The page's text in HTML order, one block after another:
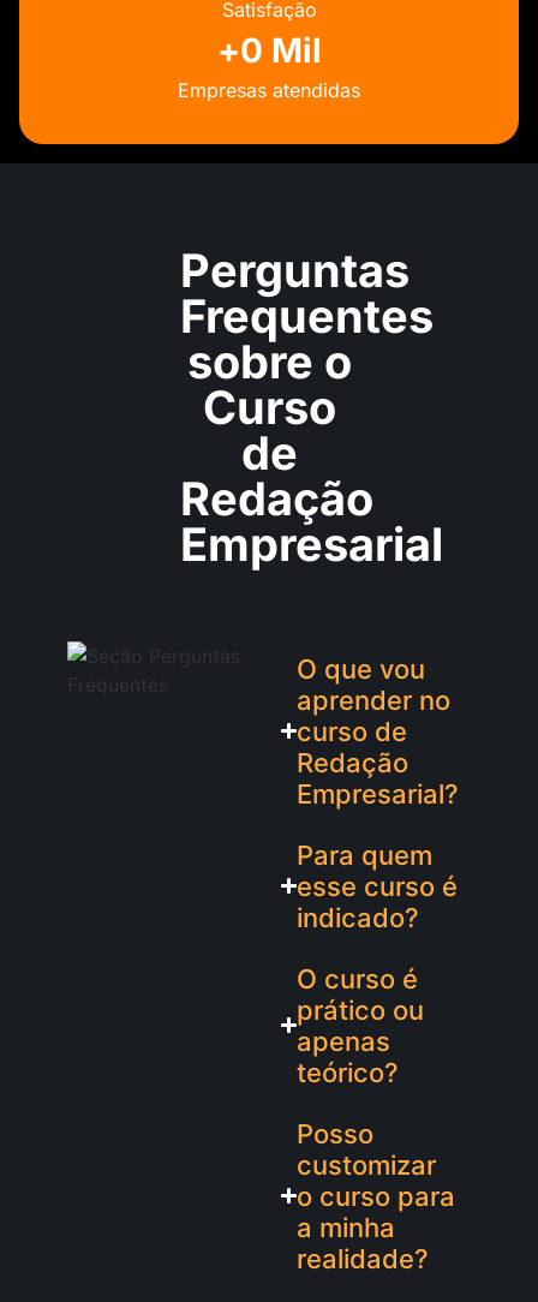
Satisfação
Empresas atendidas
+0 Mil
Perguntas
Frequentes
sobre o
Curso
de
Redação
Empresarial
O que vou
aprender no
curso de
Redação
Empresarial?
Para quem
esse curso é
indicado?
O curso é
prático ou
apenas
teórico?
Posso
customizar
o curso para
a minha
realidade?